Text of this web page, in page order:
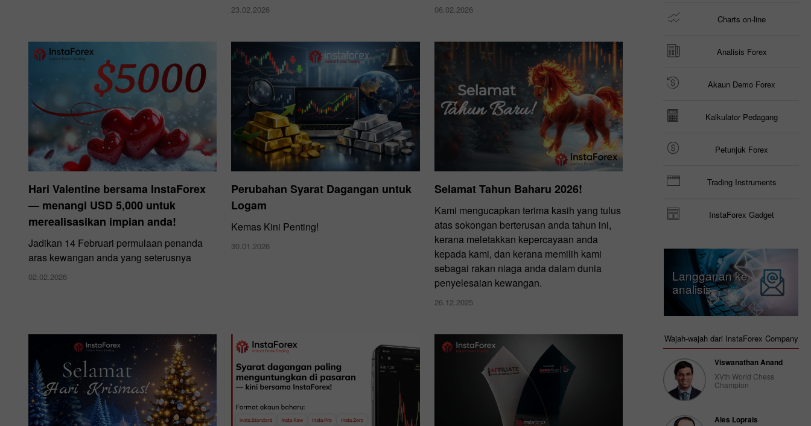
23.02.2026 06.02.2026
Hari Valentine bersama InstaForex
— menangi USD 5,000 untuk
merealisasikan impian anda!
Jadikan 14 Februari permulaan penanda
aras kewangan anda yang seterusnya
02.02.2026
Perubahan Syarat Dagangan untuk
Logam
Kemas Kini Penting!
30.01.2026
Selamat Tahun Baharu 2026!
Kami mengucapkan terima kasih yang tulus
atas sokongan berterusan anda tahun ini,
kerana meletakkan kepercayaan anda
kepada kami, dan kerana memilih kami
sebagai rakan niaga anda dalam dunia
penyelesaian kewangan.
26.12.2025
Charts on-line
Analisis Forex
Akaun Demo Forex
Kalkulator Pedagang
Petunjuk Forex
Trading Instruments
InstaForex Gadget
Langganan ke
analisis
Wajah-wajah dari InstaForex Company
Viswanathan Anand
XVth World Chess
Champion
Ales Loprais